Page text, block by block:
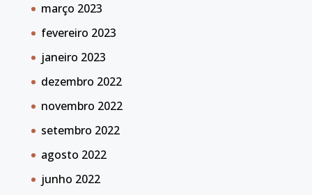
março 2023
fevereiro 2023
janeiro 2023
dezembro 2022
novembro 2022
setembro 2022
agosto 2022
junho 2022